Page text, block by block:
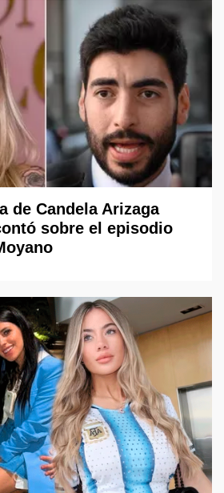
de Candela Arizaga
sobre el episodio